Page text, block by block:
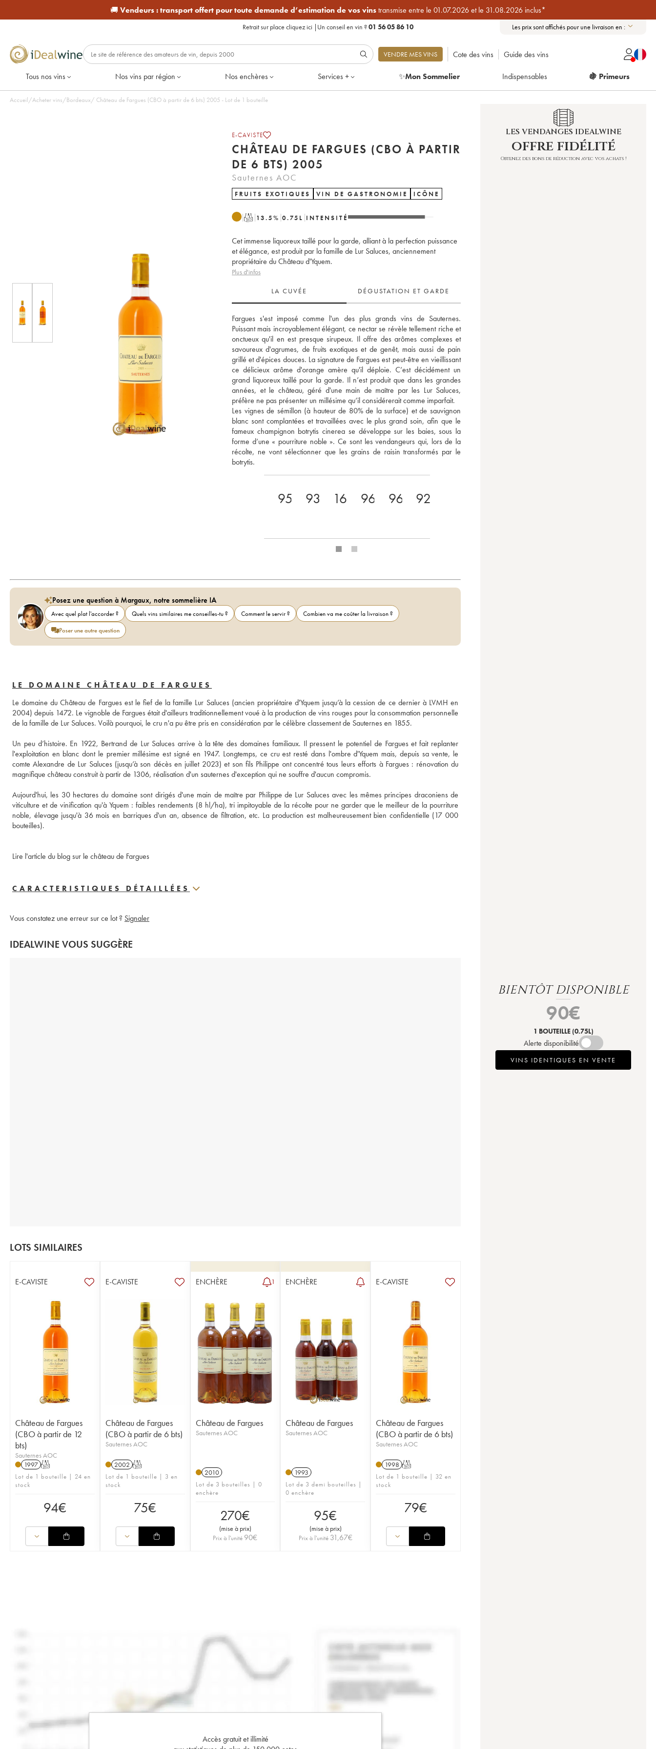
🚚 Vendeurs :transport offert pour toute demande d’estimation de vos vinstransmise entre le 01.07.2026 et le 31.08.2026 inclus*
Retrait sur place cliquez ici | Un conseil en vin ?01 56 05 86 10 Les prix sont affichés pour une livraison en :
VENDRE MES VINS Cote des vins Guide des vins
Tous nos vins Nos vins par région Nos enchères Services + ✨Mon Sommelier Indispensables 🍇 Primeurs
Accueil/Acheter vins/Bordeaux/ Château de Fargues (CBO à partir de 6 bts) 2005 - Lot de 1 bouteille
E-CAVISTE
CHÂTEAU DE FARGUES (CBO À PARTIR
DE 6 BTS) 2005
Sauternes AOC
FRUITS EXOTIQUES VIN DE GASTRONOMIE ICÔNE
T 13.5% 0.75 L INTENSITÉ
Cet immense liquoreux taillé pour la garde, alliant à la perfection puissance
et élégance, est produit par la famille de Lur Saluces, anciennement
propriétaire du Château d'Yquem.
Plus d'infos
LA CUVÉE DÉGUSTATION ET GARDE
Fargues s'est imposé comme l'un des plus grands vins de Sauternes.
Puissant mais incroyablement élégant, ce nectar se révèle tellement riche et
onctueux qu'il en est presque sirupeux. Il offre des arômes complexes et
savoureux d'agrumes, de fruits exotiques et de genêt, mais aussi de pain
grillé et d'épices douces. La signature de Fargues est peut-être en vieillissant
ce délicieux arôme d'orange amère qu'il déploie. C’est décidément un
grand liquoreux taillé pour la garde. Il n’est produit que dans les grandes
années, et le château, géré d'une main de maître par les Lur Saluces,
préfère ne pas présenter un millésime qu’il considérerait comme imparfait.
Les vignes de sémillon (à hauteur de 80% de la surface) et de sauvignon
blanc sont complantées et travaillées avec le plus grand soin, afin que le
fameux champignon botrytis cinerea se développe sur les baies, sous la
forme d’une « pourriture noble ». Ce sont les vendangeurs qui, lors de la
récolte, ne vont sélectionner que les grains de raisin transformés par le
95 93 16.5 96 96 92/100
Posez une question à Margaux, notre sommelière IA
Avec quel plat l'accorder ? Quels vins similaires me conseilles-tu ? Comment le servir ?
Combien va me coûter la livraison ?
Poser une autre question
LE DOMAINE CHÂTEAU DE FARGUES
Le domaine du Château de Fargues est le fief de la famille Lur Saluces (ancien propriétaire d'Yquem jusqu’à la cession de ce dernier à LVMH en
2004) depuis 1472. Le vignoble de Fargues était d'ailleurs traditionnellement voué à la production de vins rouges pour la consommation personnelle
de la famille de Lur Saluces. Voilà pourquoi, le cru n'a pu être pris en considération par le célèbre classement de Sauternes en 1855.
Un peu d’histoire. En 1922, Bertrand de Lur Saluces arrive à la tête des domaines familiaux. Il pressent le potentiel de Fargues et fait replanter
l'exploitation en blanc dont le premier millésime est signé en 1947. Longtemps, ce cru est resté dans l'ombre d'Yquem mais, depuis sa vente, le
comte Alexandre de Lur Saluces (jusqu’à son décès en juillet 2023) et son fils Philippe ont concentré tous leurs efforts à Fargues : rénovation du
magnifique château construit à partir de 1306, réalisation d'un sauternes d'exception qui ne souffre d'aucun compromis.
Aujourd'hui, les 30 hectares du domaine sont dirigés d'une main de maître par Philippe de Lur Saluces avec les mêmes principes draconiens de
viticulture et de vinification qu'à Yquem : faibles rendements (8 hl/ha), tri impitoyable de la récolte pour ne garder que le meilleur de la pourriture
noble, élevage jusqu'à 36 mois en barriques d'un an, absence de filtration, etc. La production est malheureusement bien confidentielle (17 000
bouteilles).
Lire l'article du blog sur le château de Fargues
CARACTERISTIQUES DÉTAILLÉES
Vous constatez une erreur sur ce lot ? Signaler
IDEALWINE VOUS SUGGÈRE
LOTS SIMILAIRES
E-CAVISTE
Château de Fargues
(CBO à partir de 12
bts)
Sauternes AOC
1997 T
Lot de 1 bouteille | 24 en
stock
94€
E-CAVISTE
Château de Fargues
(CBO à partir de 6 bts)
Sauternes AOC
2002 T
Lot de 1 bouteille | 3 en
stock
75€
ENCHÈRE 1
Château de Fargues
Sauternes AOC
2010
Lot de 3 bouteilles | 0
enchère
270€
(mise à prix)
Prix à l'unité 90€
ENCHÈRE
Château de Fargues
Sauternes AOC
1993
Lot de 3 demi bouteilles |
0 enchère
95€
(mise à prix)
Prix à l'unité 31,67€
E-CAVISTE
Château de Fargues
(CBO à partir de 6 bts)
Sauternes AOC
1998 T
Lot de 1 bouteille | 32 en
stock
79€
Accès gratuit et illimité
LES VENDANGES IDEALWINE
offre fidélité
Obtenez des bons de réduction avec vos achats !
BIENTÔT DISPONIBLE
90€
1 BOUTEILLE (0.75L)
Alerte disponibilité
VINS IDENTIQUES EN VENTE